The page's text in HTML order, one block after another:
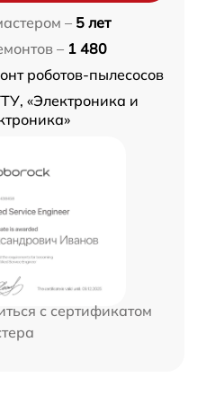
– 5 лет
– 1 480
роботов-пылесосов
«Электроника и
с сертификатом